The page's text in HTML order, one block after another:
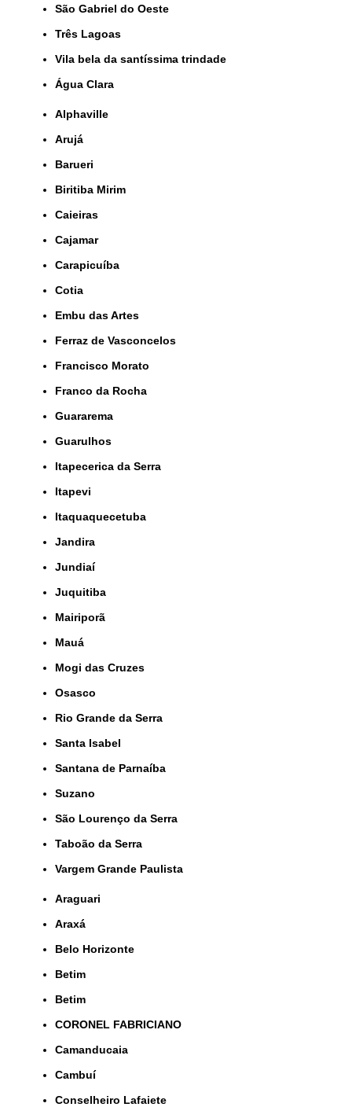
São Gabriel do Oeste
Três Lagoas
Vila bela da santíssima trindade
Água Clara
Alphaville
Arujá
Barueri
Biritiba Mirim
Caieiras
Cajamar
Carapicuíba
Cotia
Embu das Artes
Ferraz de Vasconcelos
Francisco Morato
Franco da Rocha
Guararema
Guarulhos
Itapecerica da Serra
Itapevi
Itaquaquecetuba
Jandira
Jundiaí
Juquitiba
Mairiporã
Mauá
Mogi das Cruzes
Osasco
Rio Grande da Serra
Santa Isabel
Santana de Parnaíba
Suzano
São Lourenço da Serra
Taboão da Serra
Vargem Grande Paulista
Araguari
Araxá
Belo Horizonte
Betim
Betim
CORONEL FABRICIANO
Camanducaia
Cambuí
Conselheiro Lafaiete